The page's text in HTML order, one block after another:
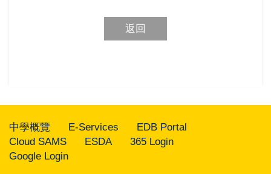
返回
中學概覽 E-Services
EDB Portal
Cloud SAMS
ESDA
365 Login
Google Login